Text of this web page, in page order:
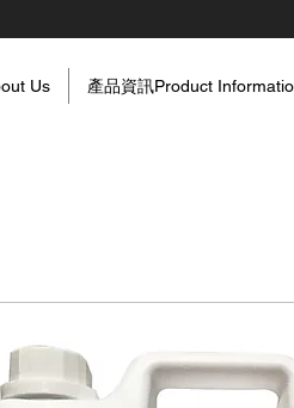
Us 產品資訊Product